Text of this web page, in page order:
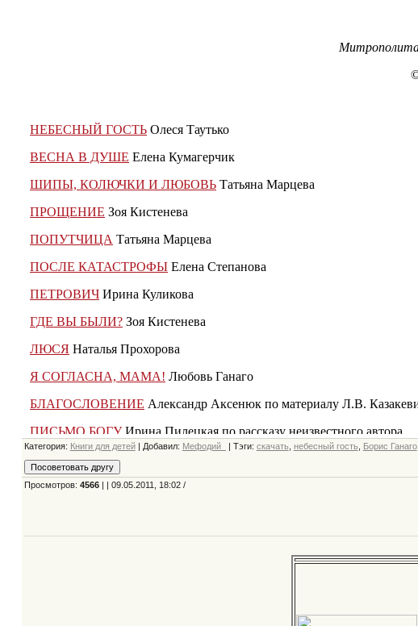
Категория: Книги для детей| Добавил: Мефодий_ | Тэги: скачать, небесный гость, Борис Ганаго,
Просмотров: 4566| | 09.05.2011, 18:02 /